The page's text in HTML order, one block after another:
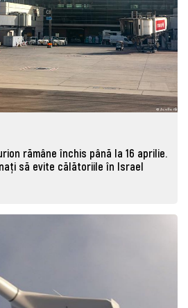
rămâne închis până la 16 aprilie.
să evite călătoriile în Israel